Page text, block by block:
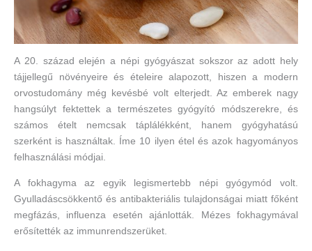
A 20. század elején a népi gyógyászat sokszor az adott hely
tájjellegű növényeire és ételeire alapozott, hiszen a modern
orvostudomány még kevésbé volt elterjedt. Az emberek nagy
hangsúlyt fektettek a természetes gyógyító módszerekre, és
számos ételt nemcsak táplálékként, hanem gyógyhatású
szerként is használtak. Íme 10 ilyen étel és azok hagyományos
felhasználási módjai.
A fokhagyma az egyik legismertebb népi gyógymód volt.
Gyulladáscsökkentő és antibakteriális tulajdonságai miatt főként
megfázás, influenza esetén ajánlották. Mézes fokhagymával
erősítették az immunrendszerüket.